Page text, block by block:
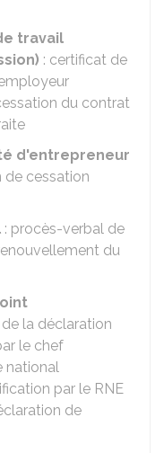
travail
: certificat de
du contrat
d'entrepreneur
de cessation
: procès-verbal de
du
la déclaration
le chef
national
par le RNE
de